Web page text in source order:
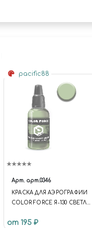
pacific88
Арт. арт.0346
КРАСКА ДЛЯ АЭРОГРАФИИ
COLOR FORCE Я-130 СВЕТЛО
GREEN)
от 195 ₽